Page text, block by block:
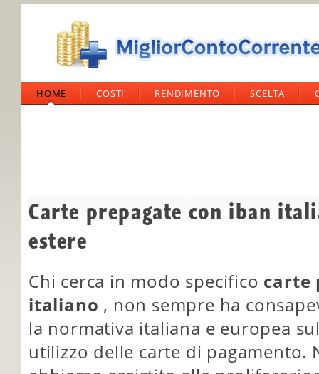
HOME COSTI RENDIMENTO SCELTA
Carte prepagate con iban
estere
Chi cerca in modo specifico carte
italiano , non sempre ha
la normativa italiana e europea
utilizzo delle carte di